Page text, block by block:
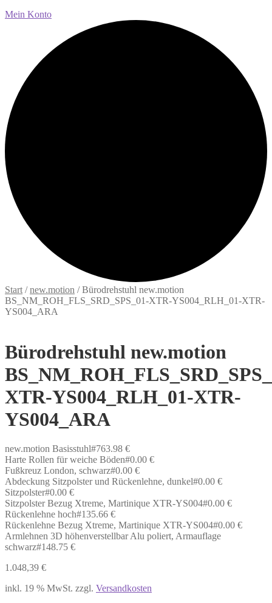
Mein Konto
Start /new.motion /Bürodrehstuhl new.motion
BS_NM_ROH_FLS_SRD_SPS_01-XTR-YS004_RLH_01-XTR-
YS004_ARA
Bürodrehstuhl new.motion
XTR-YS004_RLH_01-XTR-
YS004_ARA
new.motion Basisstuhl#763.98 €
Harte Rollen für weiche Böden#0.00 €
Fußkreuz London, schwarz#0.00 €
Abdeckung Sitzpolster und Rückenlehne, dunkel#0.00 €
Sitzpolster#0.00 €
Sitzpolster Bezug Xtreme, Martinique XTR-YS004#0.00 €
Rückenlehne hoch#135.66 €
Rückenlehne Bezug Xtreme, Martinique XTR-YS004#0.00 €
Armlehnen 3D höhenverstellbar Alu poliert, Armauflage
schwarz#148.75 €
1.048,39 €
inkl. 19 % MwSt. zzgl. Versandkosten